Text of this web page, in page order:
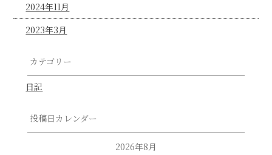
2024年11月
2023年3月
カテゴリー
日記
投稿日カレンダー
2026年8月